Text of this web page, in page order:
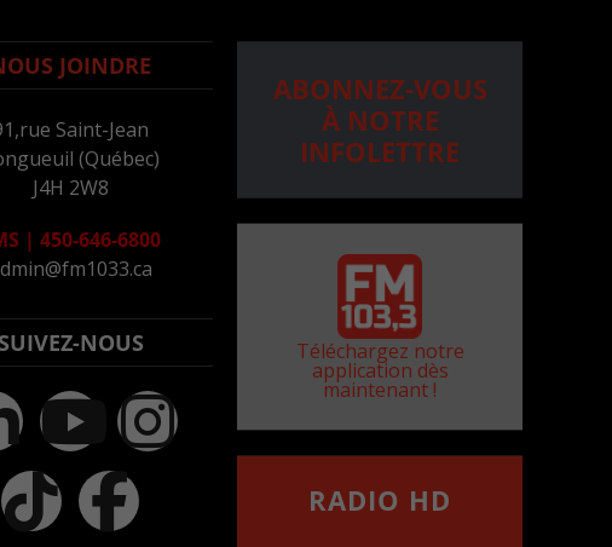
JOINDRE
Saint-Jean
(Québec)
J4H 2W8
| 450-646-6800
SUIVEZ-NOUS
ABONNEZ-VOUS
À NOTRE
INFOLETTRE
Téléchargez notre
application dès
maintenant !
RADIO HD